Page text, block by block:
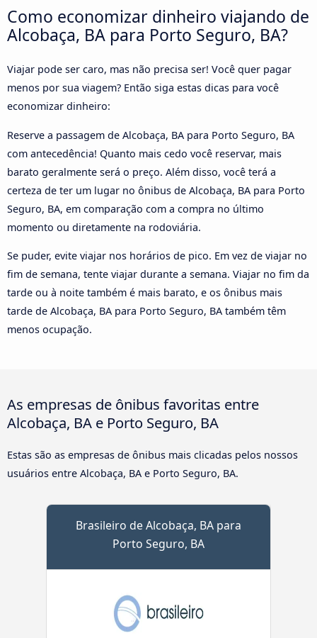
Como economizar dinheiro viajando de
Alcobaça, BA para Porto Seguro, BA?
Viajar pode ser caro, mas não precisa ser! Você quer pagar
menos por sua viagem? Então siga estas dicas para você
economizar dinheiro:
Reserve a passagem de Alcobaça, BA para Porto Seguro, BA
com antecedência! Quanto mais cedo você reservar, mais
barato geralmente será o preço. Além disso, você terá a
certeza de ter um lugar no ônibus de Alcobaça, BA para Porto
Seguro, BA, em comparação com a compra no último
momento ou diretamente na rodoviária.
Se puder, evite viajar nos horários de pico. Em vez de viajar no
fim de semana, tente viajar durante a semana. Viajar no fim da
tarde ou à noite também é mais barato, e os ônibus mais
tarde de Alcobaça, BA para Porto Seguro, BA também têm
menos ocupação.
As empresas de ônibus favoritas entre
Alcobaça, BA e Porto Seguro, BA
Estas são as empresas de ônibus mais clicadas pelos nossos
usuários entre Alcobaça, BA e Porto Seguro, BA.
Brasileiro de Alcobaça, BA para
Porto Seguro, BA